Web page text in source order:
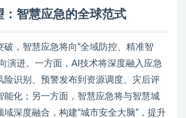
：智慧应急的全球范式
破，智慧应急将向“全域防控、精准智
演进。一方面，AI技术将深度融入应急
险识别、预警发布到资源调度、灾后评
能化；另一方面，智慧应急将与智慧城
域深度融合，构建“城市安全大脑”，提升